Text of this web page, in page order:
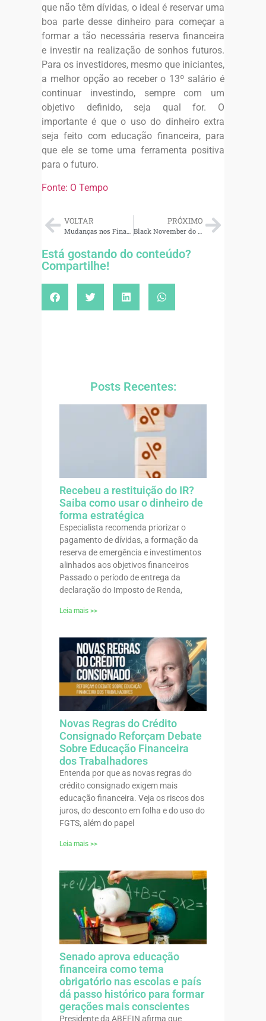
que não têm dívidas, o ideal é reservar uma
boa parte desse dinheiro para começar a
formar a tão necessária reserva financeira
e investir na realização de sonhos futuros.
Para os investidores, mesmo que iniciantes,
a melhor opção ao receber o 13º salário é
continuar investindo, sempre com um
objetivo definido, seja qual for. O
importante é que o uso do dinheiro extra
seja feito com educação financeira, para
que ele se torne uma ferramenta positiva
para o futuro.
Fonte: O Tempo
VOLTAR
Mudanças nos Financiamentos Imobiliários da Caixa: Impactos e Desafios para a Casa Própria
PRÓXIMO
Black November do Conhecimento: Educação financeira em promoção
Está gostando do conteúdo?
Compartilhe!
Posts Recentes:
Recebeu a restituição do IR?
Saiba como usar o dinheiro de
forma estratégica
Especialista recomenda priorizar o
pagamento de dívidas, a formação da
reserva de emergência e investimentos
alinhados aos objetivos financeiros
Passado o período de entrega da
declaração do Imposto de Renda,
Leia mais >>
Novas Regras do Crédito
Consignado Reforçam Debate
Sobre Educação Financeira
dos Trabalhadores
Entenda por que as novas regras do
crédito consignado exigem mais
educação financeira. Veja os riscos dos
juros, do desconto em folha e do uso do
FGTS, além do papel
Leia mais >>
Senado aprova educação
financeira como tema
obrigatório nas escolas e país
dá passo histórico para formar
gerações mais conscientes
Presidente da ABEFIN afirma que